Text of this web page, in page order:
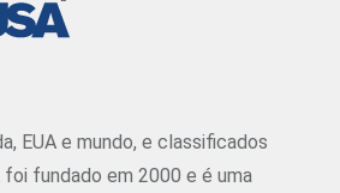
EUA e mundo, e classificados
fundado em 2000 e é uma